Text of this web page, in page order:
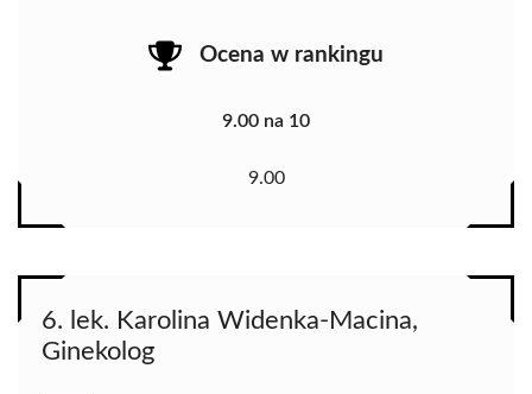
Ocena w rankingu
9.00 na 10
9.00
6. lek. Karolina Widenka-Macina,
Ginekolog